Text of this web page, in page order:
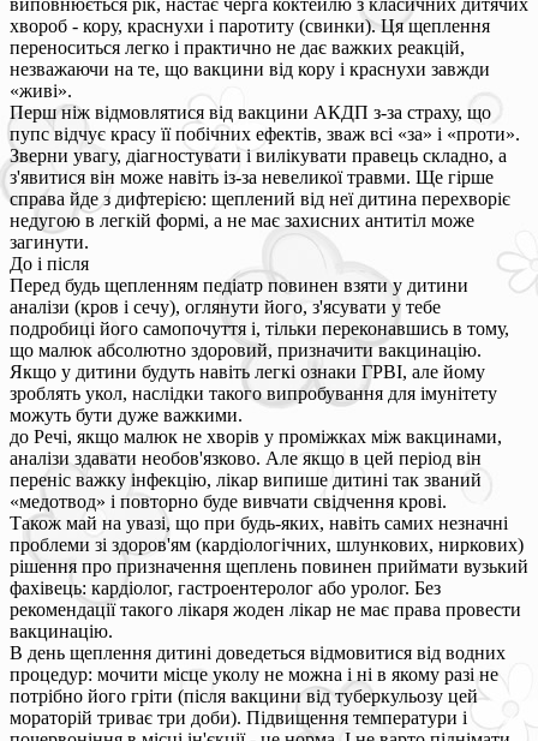
хвороб - кору, краснухи і паротиту (свинки). Ця щеплення
переноситься легко і практично не дає важких реакцій,
незважаючи на те, що вакцини від кору і краснухи завжди
«живі».
Перш ніж відмовлятися від вакцини АКДП з-за страху, що
пупс відчує красу її побічних ефектів, зваж всі «за» і «проти».
Зверни увагу, діагностувати і вилікувати правець складно, а
з'явитися він може навіть із-за невеликої травми. Ще гірше
справа йде з дифтерією: щеплений від неї дитина перехворіє
недугою в легкій формі, а не має захисних антитіл може
загинути.
До і після
Перед будь щепленням педіатр повинен взяти у дитини
аналізи (кров і сечу), оглянути його, з'ясувати у тебе
подробиці його самопочуття і, тільки переконавшись в тому,
що малюк абсолютно здоровий, призначити вакцинацію.
Якщо у дитини будуть навіть легкі ознаки ГРВІ, але йому
зроблять укол, наслідки такого випробування для імунітету
можуть бути дуже важкими.
до Речі, якщо малюк не хворів у проміжках між вакцинами,
аналізи здавати необов'язково. Але якщо в цей період він
переніс важку інфекцію, лікар випише дитині так званий
«медотвод» і повторно буде вивчати свідчення крові.
Також май на увазі, що при будь-яких, навіть самих незначні
проблеми зі здоров'ям (кардіологічних, шлункових, ниркових)
рішення про призначення щеплень повинен приймати вузький
фахівець: кардіолог, гастроентеролог або уролог. Без
рекомендації такого лікаря жоден лікар не має права провести
вакцинацію.
В день щеплення дитині доведеться відмовитися від водних
процедур: мочити місце уколу не можна і ні в якому разі не
потрібно його гріти (після вакцини від туберкульозу цей
мораторій триває три доби). Підвищення температури і